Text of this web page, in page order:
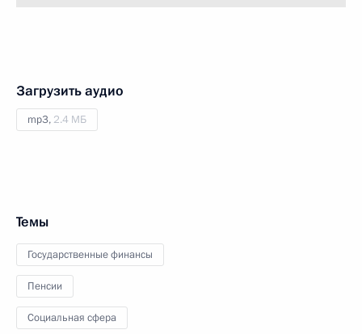
Загрузить аудио
mp3, 2.4 МБ
Темы
Государственные финансы
Пенсии
Социальная сфера